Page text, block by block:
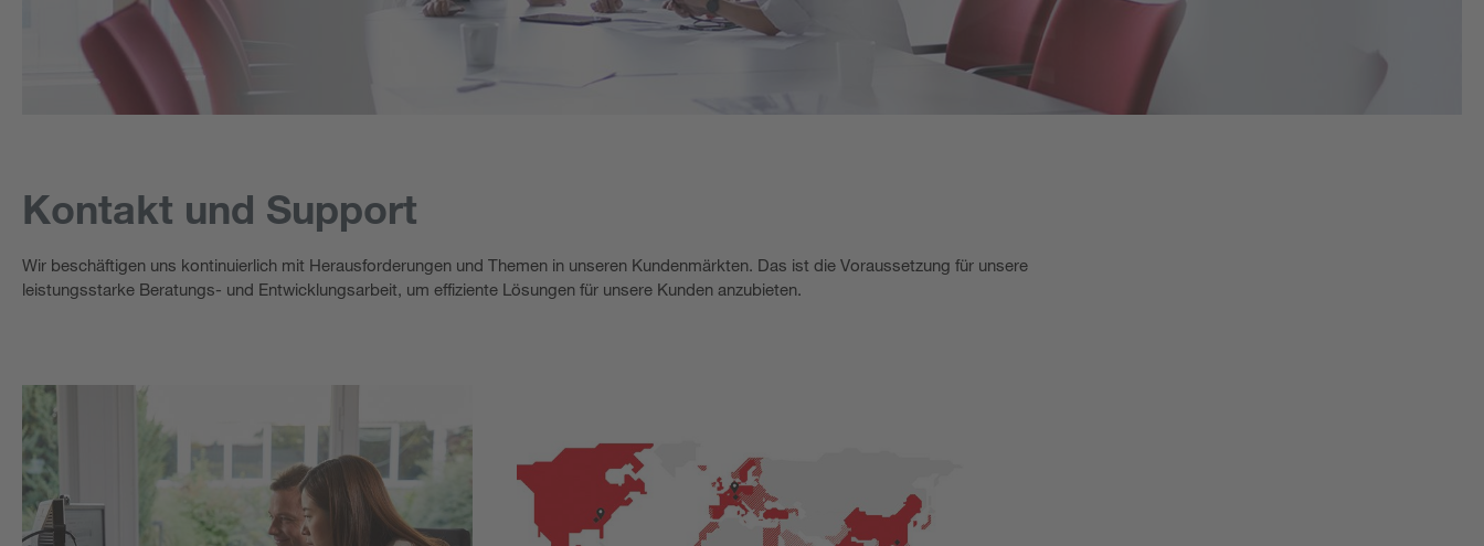
Kontakt und Support
Wir beschäftigen uns kontinuierlich mit Herausforderungen und Themen in unseren Kundenmärkten. Das ist die Voraussetzung für unsere
leistungsstarke Beratungs- und Entwicklungsarbeit, um effiziente Lösungen für unsere Kunden anzubieten.